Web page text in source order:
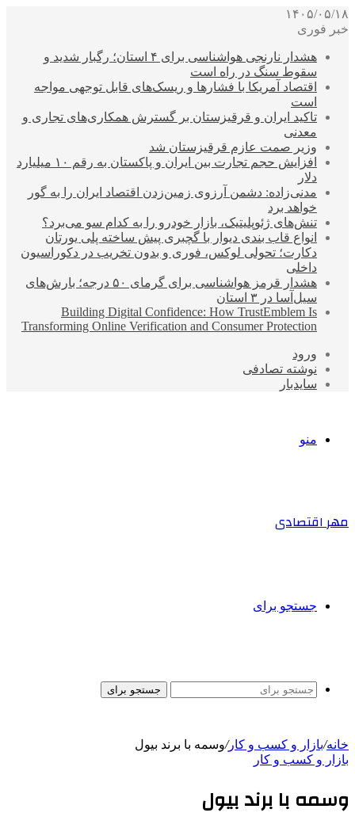
۱۴۰۵/۰۵/۱۸
خبر فوری
هشدار نارنجی هواشناسی برای ۴ استان؛ رگبار شدید و
سقوط سنگ در راه است
اقتصاد آمریکا با فشارها و ریسک‌های قابل توجهی مواجه
است
تاکید ایران و قرقیزستان بر گسترش همکاری‌های تجاری و
معدنی
وزیر صمت عازم قرقیزستان شد
افزایش حجم تجارت بین ایران و پاکستان به رقم ۱۰ میلیارد
دلار
مدنی‌زاده: دشمن آرزوی زمین‌زدن اقتصاد ایران را به گور
خواهد برد
تنش‌های ژئوپلیتیک، بازار خودرو را به کدام سو می‌برد؟
انواع قاب بندی دیوار با گچبری پیش ساخته پلی یورتان
دکارت؛ تحولی لوکس، فوری و بدون تخریب در دکوراسیون
داخلی
هشدار قرمز هواشناسی برای گرمای ۵۰ درجه؛ بارش‌های
سیل‌آسا در ۳ استان
Building Digital Confidence: How TrustEmblem Is
Transforming Online Verification and Consumer Protection
ورود
نوشته تصادفی
سایدبار
منو
مهر اقتصادی
جستجو برای
جستجو برای
خانه/بازار و کسب و کار/وسمه با برند بیول
بازار و کسب و کار
وسمه با برند بیول